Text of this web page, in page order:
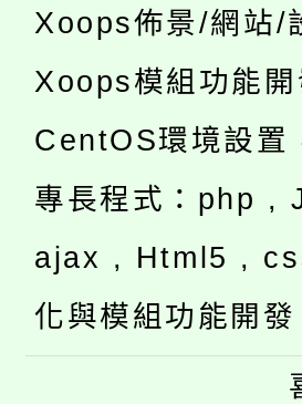
Xoops佈景/網站/
Xoops模組功能開
CentOS環境設置
專長程式：php
ajax , Html5 ,
化與模組功能開發